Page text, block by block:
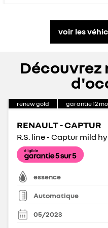
voir les
Découvrez
renew gold garantie12
RENAULT - CAPTUR
essence
Automatique
05/2023